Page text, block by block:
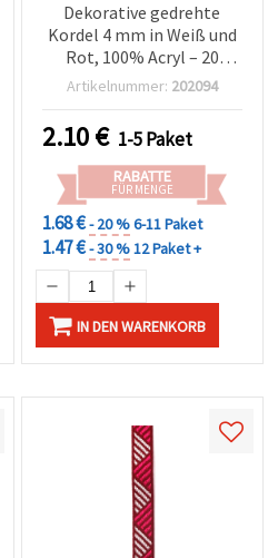
Dekorative gedrehte
Kordel 4 mm in Weiß und
Rot, 100% Acryl – 20
Meter Bastelschnur
Artikelnummer: 202094
2.10€ 1-5 Paket
RABATTE
FÜR MENGE
1.68 €- 20 %6-11 Paket
1.47 €- 30 %12 Paket +
IN DEN WARENKORB